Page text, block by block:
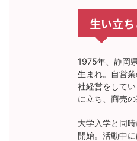
生い立
1975年、静岡
生まれ。自営
社経営をして
に立ち、商売
大学入学と同時
開始。活動中